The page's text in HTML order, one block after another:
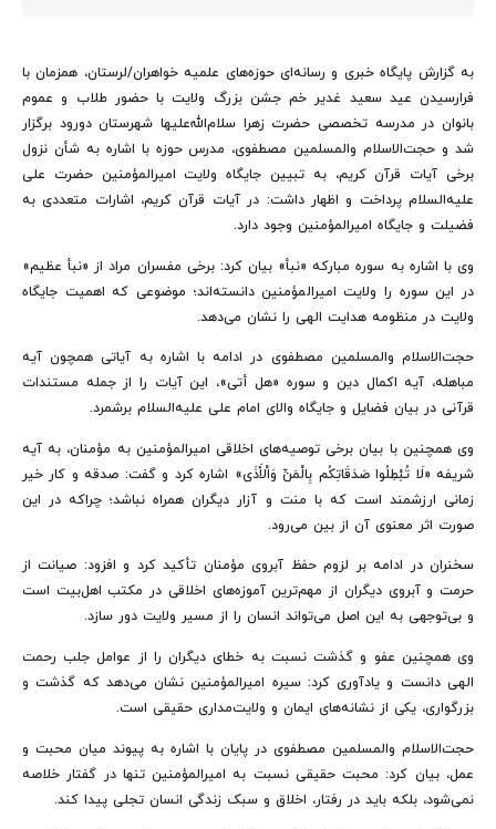
به گزارش پایگاه خبری و رسانه‌ای حوزه‌های علمیه خواهران/لرستان، همزمان با
فرارسیدن عید سعید غدیر خم جشن بزرگ ولایت با حضور طلاب و عموم
بانوان در مدرسه تخصصی حضرت زهرا سلام‌الله‌علیها شهرستان دورود برگزار
شد و حجت‌الاسلام والمسلمین مصطفوی، مدرس حوزه با اشاره به شأن نزول
برخی آیات قرآن کریم، به تبیین جایگاه ولایت امیرالمؤمنین حضرت علی
علیه‌السلام پرداخت و اظهار داشت: در آیات قرآن کریم، اشارات متعددی به
فضیلت و جایگاه امیرالمؤمنین وجود دارد.
وی با اشاره به سوره مبارکه «نبأ» بیان کرد: برخی مفسران مراد از «نبأ عظیم»
در این سوره را ولایت امیرالمؤمنین دانسته‌اند؛ موضوعی که اهمیت جایگاه
ولایت در منظومه هدایت الهی را نشان می‌دهد.
حجت‌الاسلام والمسلمین مصطفوی در ادامه با اشاره به آیاتی همچون آیه
مباهله، آیه اکمال دین و سوره «هل أتی»، این آیات را از جمله مستندات
قرآنی در بیان فضایل و جایگاه والای امام علی علیه‌السلام برشمرد.
وی همچنین با بیان برخی توصیه‌های اخلاقی امیرالمؤمنین به مؤمنان، به آیه
شریفه «لَا تُبْطِلُوا صَدَقَاتِکُم بِالْمَنِّ وَالْأَذَی» اشاره کرد و گفت: صدقه و کار خیر
زمانی ارزشمند است که با منت و آزار دیگران همراه نباشد؛ چراکه در این
صورت اثر معنوی آن از بین می‌رود.
سخنران در ادامه بر لزوم حفظ آبروی مؤمنان تأکید کرد و افزود: صیانت از
حرمت و آبروی دیگران از مهم‌ترین آموزه‌های اخلاقی در مکتب اهل‌بیت است
و بی‌توجهی به این اصل می‌تواند انسان را از مسیر ولایت دور سازد.
وی همچنین عفو و گذشت نسبت به خطای دیگران را از عوامل جلب رحمت
الهی دانست و یادآوری کرد: سیره امیرالمؤمنین نشان می‌دهد که گذشت و
بزرگواری، یکی از نشانه‌های ایمان و ولایت‌مداری حقیقی است.
حجت‌الاسلام والمسلمین مصطفوی در پایان با اشاره به پیوند میان محبت و
عمل، بیان کرد: محبت حقیقی نسبت به امیرالمؤمنین تنها در گفتار خلاصه
نمی‌شود، بلکه باید در رفتار، اخلاق و سبک زندگی انسان تجلی پیدا کند.